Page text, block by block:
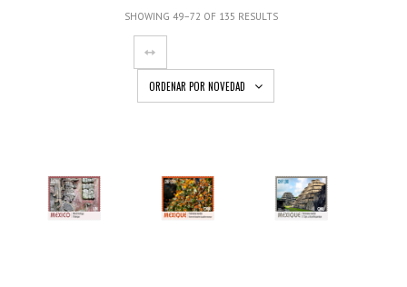
SHOWING 49–72 OF 135 RESULTS
ORDENAR POR NOVEDAD